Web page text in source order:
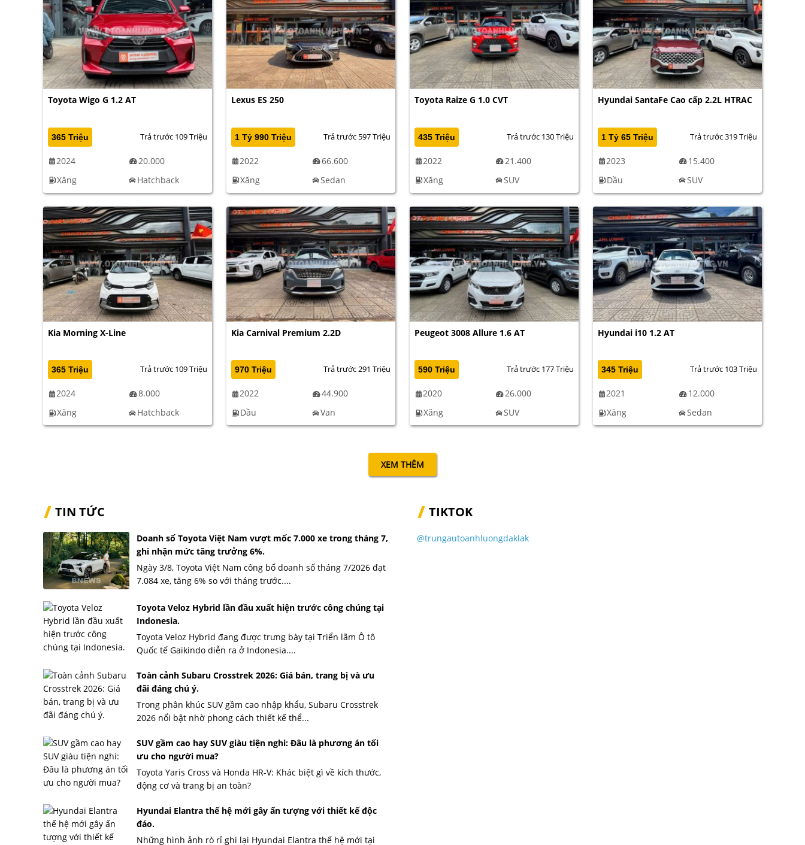
Toyota Wigo G 1.2 AT
365 Triệu Trả trước 109 Triệu
2024
20.000
Xăng
Hatchback
Lexus ES 250
1 Tỷ 990 Triệu Trả trước 597 Triệu
2022
66.600
Xăng
Sedan
Toyota Raize G 1.0 CVT
435 Triệu Trả trước 130 Triệu
2022
21.400
Xăng
SUV
Hyundai SantaFe Cao cấp 2.2L HTRAC
1 Tỷ 65 Triệu Trả trước 319 Triệu
2023
15.400
Dầu
SUV
Kia Morning X-Line
365 Triệu Trả trước 109 Triệu
2024
8.000
Xăng
Hatchback
Kia Carnival Premium 2.2D
970 Triệu Trả trước 291 Triệu
2022
44.900
Dầu
Van
Peugeot 3008 Allure 1.6 AT
590 Triệu Trả trước 177 Triệu
2020
26.000
Xăng
SUV
Hyundai i10 1.2 AT
345 Triệu Trả trước 103 Triệu
2021
12.000
Xăng
Sedan
XEM THÊM
TIN TỨC
Doanh số Toyota Việt Nam vượt mốc 7.000 xe trong tháng 7,
ghi nhận mức tăng trưởng 6%.
Ngày 3/8, Toyota Việt Nam công bố doanh số tháng 7/2026 đạt
7.084 xe, tăng 6% so với tháng trước....
Toyota Veloz Hybrid lần đầu xuất hiện trước công chúng tại
Indonesia.
Toyota Veloz Hybrid đang được trưng bày tại Triển lãm Ô tô
Quốc tế Gaikindo diễn ra ở Indonesia....
Toàn cảnh Subaru Crosstrek 2026: Giá bán, trang bị và ưu
đãi đáng chú ý.
Trong phân khúc SUV gầm cao nhập khẩu, Subaru Crosstrek
2026 nổi bật nhờ phong cách thiết kế thể...
SUV gầm cao hay SUV giàu tiện nghi: Đâu là phương án tối
ưu cho người mua?
Toyota Yaris Cross và Honda HR-V: Khác biệt gì về kích thước,
động cơ và trang bị an toàn?
Hyundai Elantra thế hệ mới gây ấn tượng với thiết kế độc
đáo.
Những hình ảnh rò rỉ ghi lại Hyundai Elantra thế hệ mới tại
TIKTOK
@trungautoanhluongdaklak